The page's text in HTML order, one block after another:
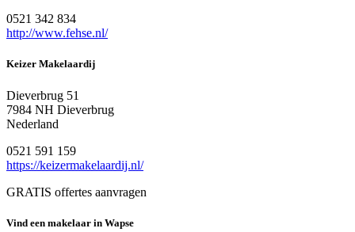
0521 342 834
http://www.fehse.nl/
Keizer Makelaardij
Dieverbrug 51
7984 NH Dieverbrug
Nederland
0521 591 159
https://keizermakelaardij.nl/
GRATIS offertes aanvragen
Vind een makelaar in Wapse